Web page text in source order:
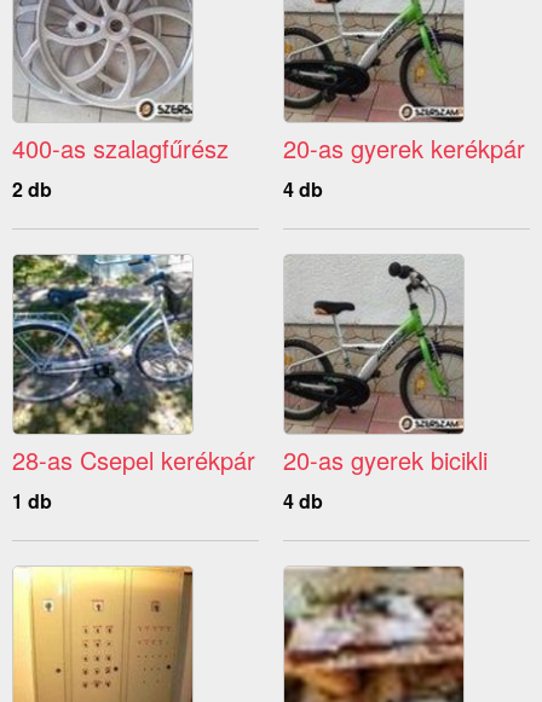
400-as szalagfűrész
2 db
20-as gyerek kerékpár
4 db
28-as Csepel kerékpár
1 db
20-as gyerek bicikli
4 db